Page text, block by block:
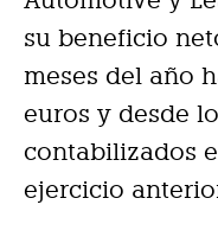
su beneficio
meses del año
euros y desde
contabilizados
ejercicio